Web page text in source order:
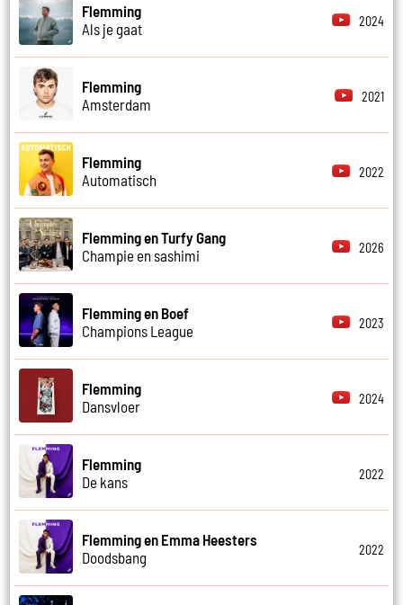
Flemming
Als je gaat
2024
Flemming
Amsterdam
2021
Flemming
Automatisch
2022
Flemming en Turfy Gang
Champie en sashimi
2026
Flemming en Boef
Champions League
2023
Flemming
Dansvloer
2024
Flemming
De kans
2022
Flemming en Emma Heesters
Doodsbang
2022